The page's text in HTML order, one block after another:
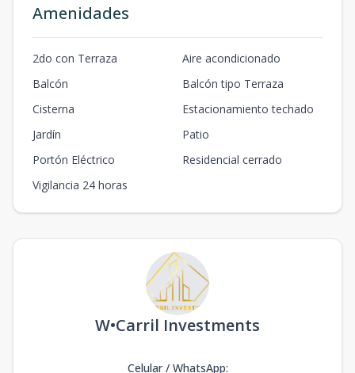
Amenidades
2do con Terraza
Aire acondicionado
Balcón
Balcón tipo Terraza
Cisterna
Estacionamiento techado
Jardín
Patio
Portón Eléctrico
Residencial cerrado
Vigilancia 24 horas
W•Carril Investments
Celular / WhatsApp: